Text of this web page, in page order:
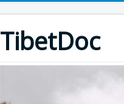
TibetDoc